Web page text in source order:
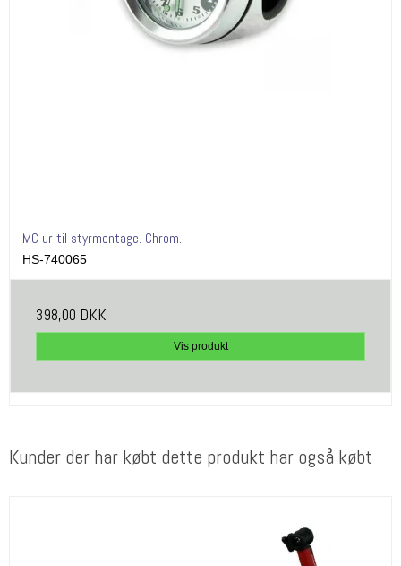
MC ur til styrmontage. Chrom.
HS-740065
398,00 DKK
Vis produkt
Kunder der har købt dette produkt har også købt